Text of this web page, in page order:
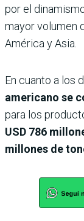
por el
mayor volumen
América y Asia.
En cuanto a los
americano se
para los
USD 786
millones de